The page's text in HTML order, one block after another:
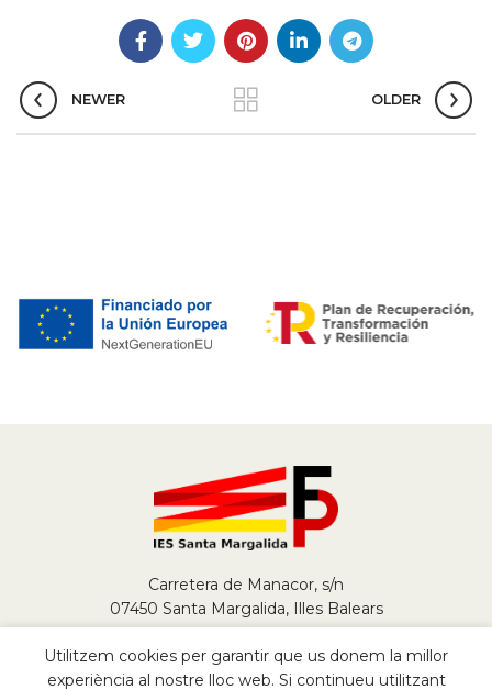
NEWER OLDER
Carretera de Manacor, s/n
07450 Santa Margalida, Illes Balears
Tel.+34 971 784 290
fp@iessantamargalida.org
Utilitzem cookies per garantir que us donem la millor
experiència al nostre lloc web. Si continueu utilitzant